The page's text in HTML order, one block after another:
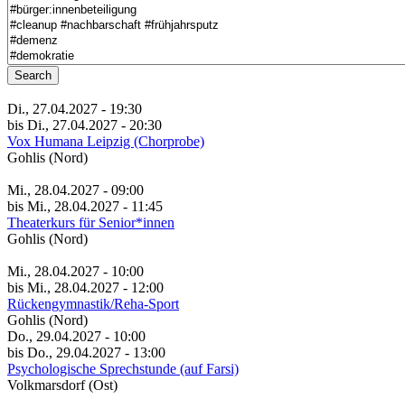
Search
Di., 27.04.2027 - 19:30
bis Di., 27.04.2027 - 20:30
Vox Humana Leipzig (Chorprobe)
Gohlis (Nord)
Mi., 28.04.2027 - 09:00
bis Mi., 28.04.2027 - 11:45
Theaterkurs für Senior*innen
Gohlis (Nord)
Mi., 28.04.2027 - 10:00
bis Mi., 28.04.2027 - 12:00
Rückengymnastik/Reha-Sport
Gohlis (Nord)
Do., 29.04.2027 - 10:00
bis Do., 29.04.2027 - 13:00
Psychologische Sprechstunde (auf Farsi)
Volkmarsdorf (Ost)